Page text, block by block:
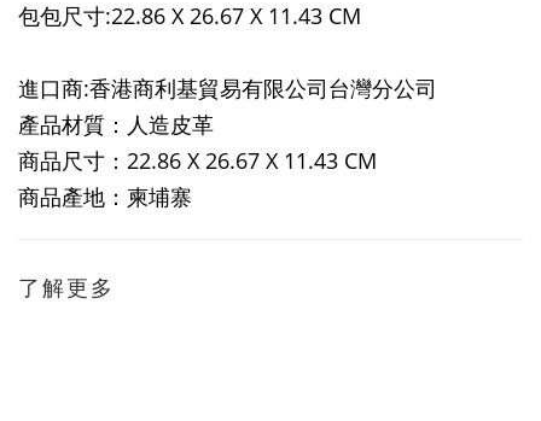
包包尺寸:22.86 X 26.67 X 11.43 CM
進口商:香港商利基貿易有限公司台灣分公司
產品材質：人造皮革
商品尺寸：22.86 X 26.67 X 11.43 CM
商品產地：柬埔寨
了解更多